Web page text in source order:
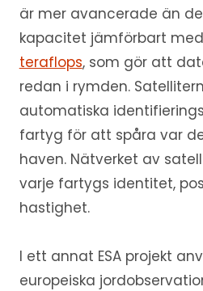
är mer avancerade än
kapacitet jämförbart
teraflops, som gör att
redan i rymden.
automatiska
fartyg för att spåra var
haven. Nätverket av
varje fartygs identitet,
hastighet.
I ett annat ESA projekt
europeiska